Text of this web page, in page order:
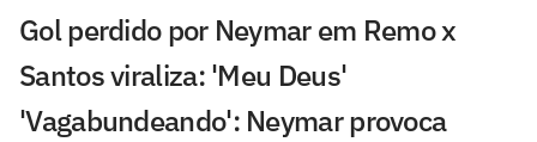
Gol perdido por Neymar em Remo x
Santos viraliza: 'Meu Deus'
'Vagabundeando': Neymar provoca